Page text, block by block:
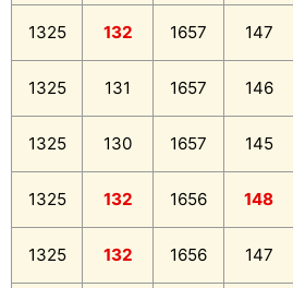
1325 132 1657 147
1325 131 1657 146
1325 130 1657 145
1325 132 1656 148
1325 132 1656 147